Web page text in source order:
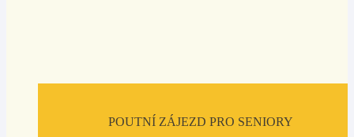
POUTNÍ ZÁJEZD PRO SENIORY